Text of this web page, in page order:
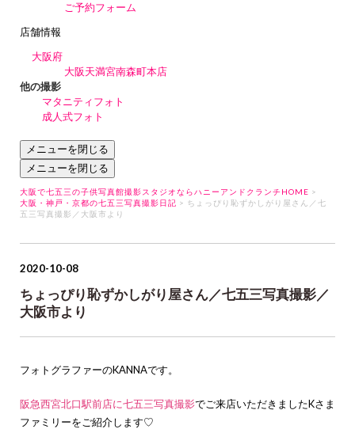
ご予約フォーム
店舗情報
大阪府
大阪天満宮南森町本店
他の撮影
マタニティフォト
成人式フォト
メニューを閉じる
メニューを閉じる
大阪で七五三の子供写真館撮影スタジオならハニーアンドクランチHOME >
大阪・神戸・京都の七五三写真撮影日記 > ちょっぴり恥ずかしがり屋さん／七
五三写真撮影／大阪市より
2020-10-08
ちょっぴり恥ずかしがり屋さん／七五三写真撮影／
大阪市より
フォトグラファーのKANNAです。
阪急西宮北口駅前店に七五三写真撮影でご来店いただきましたKさま
ファミリーをご紹介します♡